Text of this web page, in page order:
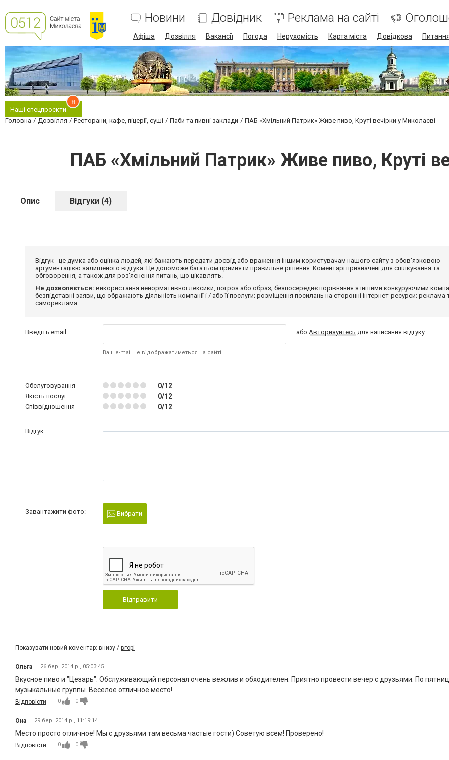
Новини Довідник Реклама на сайті
Афіша Дозвілля Вакансії Погода Нерухомість Карта міста Довідкова
Наші спецпроєкти
8
Головна Дозвілля Ресторани, кафе, піцерії, суші Паби та пивні заклади ПАБ «Хмільний Патрик» Живе пиво, Круті вечірки у Миколаєві
ПАБ «Хмільний Патрик» Живе пиво, Круті
Опис Відгуки (4)
Відгук - це думка або оцінка людей, які бажають передати досвід або враження іншим користувачам нашого сайту з обов'язковою
аргументацією залишеного відгука. Це допоможе багатьом прийняти правильне рішення. Коментарі призначені для спілкування та
обговорення, а також для роз'яснення питань, що цікавлять.
Не дозволяється: використання ненормативної лексики, погроз або образ; безпосереднє порівняння з іншими конкуруючими
безпідставні заяви, що ображають діяльність компанії і / або її послуги; розміщення посилань на сторонні інтернет-ресурси; реклама
самореклама.
Введіть email:
Ваш e-mail не відображатиметься на сайті
абоАвторизуйтесь для написання відгуку
Обслуговування 0/12
Якість послуг 0/12
Співвідношення 0/12
Відгук:
Завантажити фото: Вибрати
Відправити
Показувати новий коментар: внизу / вгорі
Ольга 26 бер. 2014 р., 05:03:45
Вкусное пиво и "Цезарь". Обслуживающий персонал очень вежлив и обходителен. Приятно провести вечер с друзьями. По
музыкальные группы. Веселое отличное место!
Відповісти 0 0
Она 29 бер. 2014 р., 11:19:14
Место просто отличное! Мы с друзьями там весьма частые гости) Советую всем! Проверено!
Відповісти 0 0